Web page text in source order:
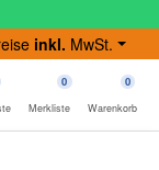
inkl. MwSt.
0
Merkliste
0
Warenkorb